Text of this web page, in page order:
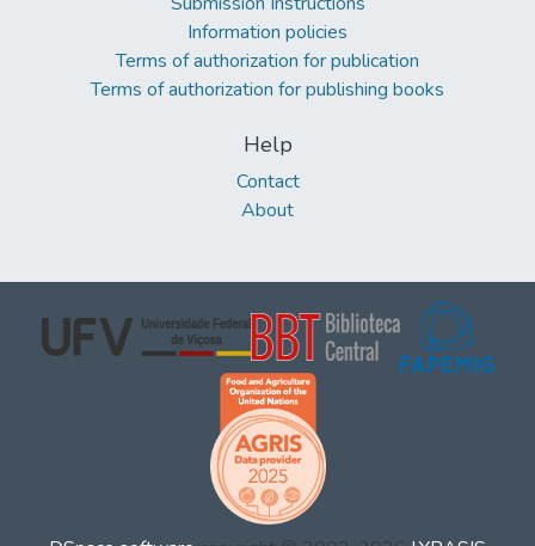
Information policies
Terms of authorization for publication
Terms of authorization for publishing books
Help
Contact
About